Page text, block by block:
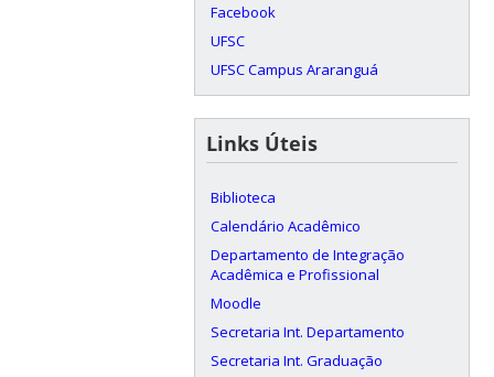
Facebook
UFSC
UFSC Campus Araranguá
Links Úteis
Biblioteca
Calendário Acadêmico
Departamento de Integração
Acadêmica e Profissional
Moodle
Secretaria Int. Departamento
Secretaria Int. Graduação